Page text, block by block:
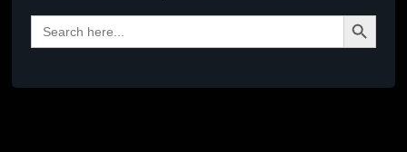
Search
for:
Search Button